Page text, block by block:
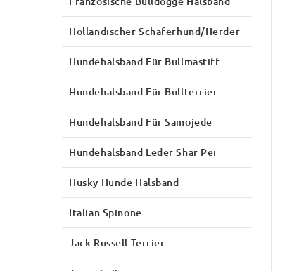
Holländischer Schäferhund/Herder
Hundehalsband Für Bullmastiff
Hundehalsband Für Bullterrier
Hundehalsband Für Samojede
Hundehalsband Leder Shar Pei
Husky Hunde Halsband
Italian Spinone
Jack Russell Terrier